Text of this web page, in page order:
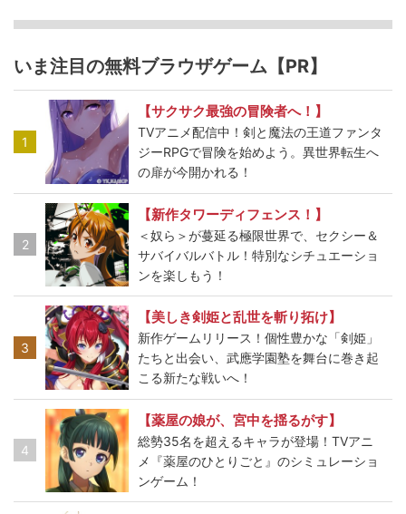
いま注目の無料ブラウザゲーム【PR】
1
【サクサク最強の冒険者へ！】
TVアニメ配信中！剣と魔法の王道ファンタ
ジーRPGで冒険を始めよう。異世界転生へ
の扉が今開かれる！
2
【新作タワーディフェンス！】
＜奴ら＞が蔓延る極限世界で、セクシー＆
サバイバルバトル！特別なシチュエーショ
ンを楽しもう！
3
【美しき剣姫と乱世を斬り拓け】
新作ゲームリリース！個性豊かな「剣姫」
たちと出会い、武應学園塾を舞台に巻き起
こる新たな戦いへ！
4
【薬屋の娘が、宮中を揺るがす】
総勢35名を超えるキャラが登場！TVアニ
メ『薬屋のひとりごと』のシミュレーショ
ンゲーム！